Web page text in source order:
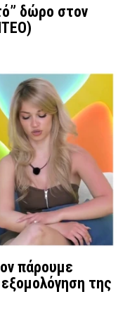
δώρο στον
πάρουμε
της